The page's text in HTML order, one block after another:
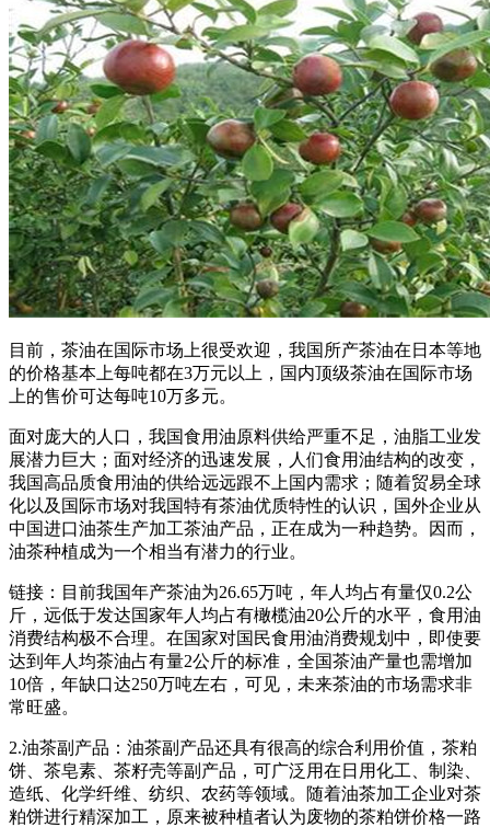
目前，茶油在国际市场上很受欢迎，我国所产茶油在日本等地
的价格基本上每吨都在3万元以上，国内顶级茶油在国际市场
上的售价可达每吨10万多元。
面对庞大的人口，我国食用油原料供给严重不足，油脂工业发
展潜力巨大；面对经济的迅速发展，人们食用油结构的改变，
我国高品质食用油的供给远远跟不上国内需求；随着贸易全球
化以及国际市场对我国特有茶油优质特性的认识，国外企业从
中国进口油茶生产加工茶油产品，正在成为一种趋势。因而，
油茶种植成为一个相当有潜力的行业。
链接：目前我国年产茶油为26.65万吨，年人均占有量仅0.2公
斤，远低于发达国家年人均占有橄榄油20公斤的水平，食用油
消费结构极不合理。在国家对国民食用油消费规划中，即使要
达到年人均茶油占有量2公斤的标准，全国茶油产量也需增加
10倍，年缺口达250万吨左右，可见，未来茶油的市场需求非
常旺盛。
2.油茶副产品：油茶副产品还具有很高的综合利用价值，茶粕
饼、茶皂素、茶籽壳等副产品，可广泛用在日用化工、制染、
造纸、化学纤维、纺织、农药等领域。随着油茶加工企业对茶
粕饼进行精深加工，原来被种植者认为废物的茶粕饼价格一路